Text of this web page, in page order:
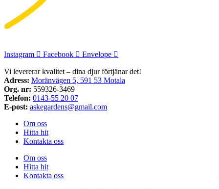
Instagram Facebook Envelope
Vi levererar kvalitet – dina djur förtjänar det!
Adress: Moränvägen 5, 591 53 Motala
Org. nr: 559326-3469
Telefon: 0143-55 20 07
E-post: askegardens@gmail.com
Om oss
Hitta hit
Kontakta oss
Om oss
Hitta hit
Kontakta oss